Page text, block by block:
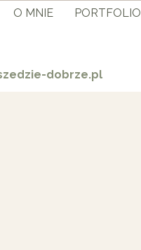
O MNIE PORTFOLIO
dobrze.pl